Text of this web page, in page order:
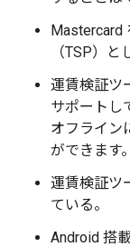
Mastercard
（TSP）
運賃検証ツ
サポートし
オフライン
ができます。
運賃検証ツ
ている。
Android 搭